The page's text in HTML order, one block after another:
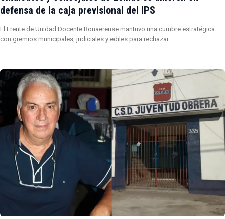
defensa de la caja previsional del IPS
El Frente de Unidad Docente Bonaerense mantuvo una cumbre estratégica
con gremios municipales, judiciales y ediles para rechazar…